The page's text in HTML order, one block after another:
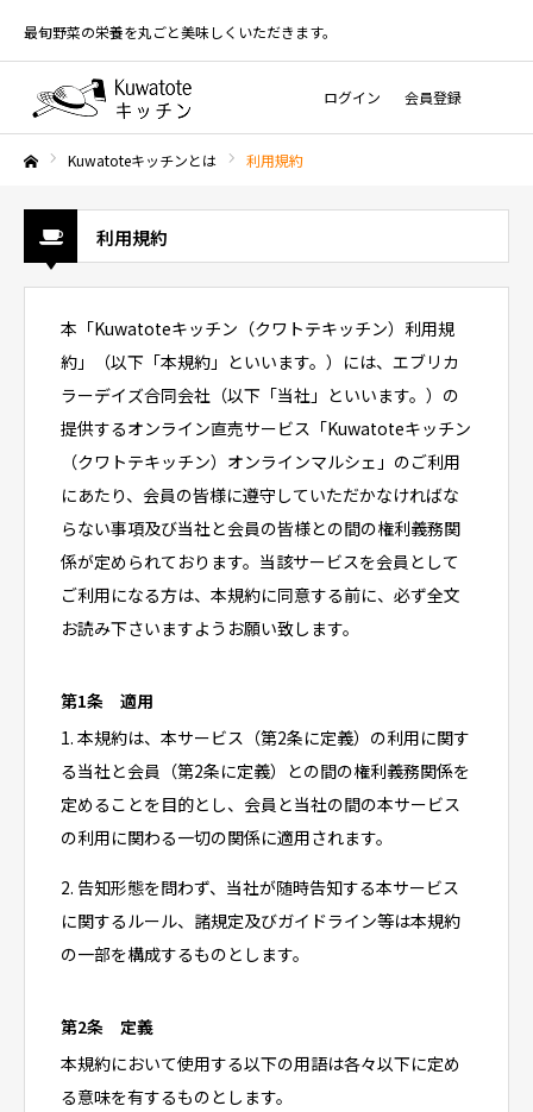
最旬野菜の栄養を丸ごと美味しくいただきます。
ログイン 会員登録
Kuwatoteキッチンとは 利用規約
利用規約
本「Kuwatoteキッチン（クワトテキッチン）利用規
約」（以下「本規約」といいます。）には、エブリカ
ラーデイズ合同会社（以下「当社」といいます。）の
提供するオンライン直売サービス「Kuwatoteキッチン
（クワトテキッチン）オンラインマルシェ」のご利用
にあたり、会員の皆様に遵守していただかなければな
らない事項及び当社と会員の皆様との間の権利義務関
係が定められております。当該サービスを会員として
ご利用になる方は、本規約に同意する前に、必ず全文
お読み下さいますようお願い致します。
第1条 適用
1. 本規約は、本サービス（第2条に定義）の利用に関す
る当社と会員（第2条に定義）との間の権利義務関係を
定めることを目的とし、会員と当社の間の本サービス
の利用に関わる一切の関係に適用されます。
2. 告知形態を問わず、当社が随時告知する本サービス
に関するルール、諸規定及びガイドライン等は本規約
の一部を構成するものとします。
第2条 定義
本規約において使用する以下の用語は各々以下に定め
る意味を有するものとします。